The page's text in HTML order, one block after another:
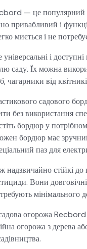
— це популярний
привабливий і
миється і не
і
саду. Їх можна
чагарники від
садового
без використання
бордюр у
бордюр має
паз для
стійкі до
Вони
мінімального
огорожа Recbord
огорожа з дерева